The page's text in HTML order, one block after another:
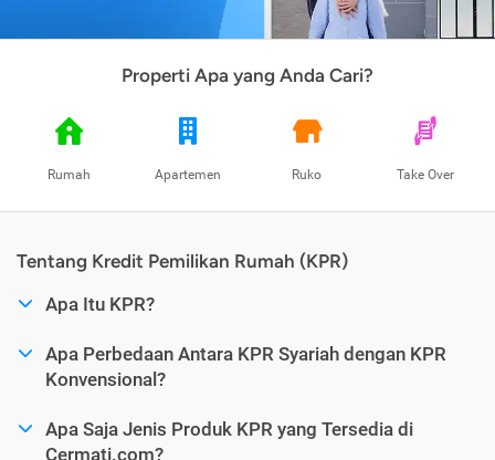
Properti Apa yang Anda Cari?
Rumah Apartemen Ruko Take Over
Tentang Kredit Pemilikan Rumah (KPR)
Apa Itu KPR?
Apa Perbedaan Antara KPR Syariah dengan KPR
Konvensional?
Apa Saja Jenis Produk KPR yang Tersedia di
Cermati.com?